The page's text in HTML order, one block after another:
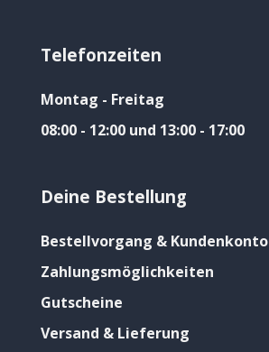
Telefonzeiten
Montag - Freitag
08:00 - 12:00 und 13:00 - 17:00
Deine Bestellung
Bestellvorgang & Kundenkonto
Zahlungsmöglichkeiten
Gutscheine
Versand & Lieferung